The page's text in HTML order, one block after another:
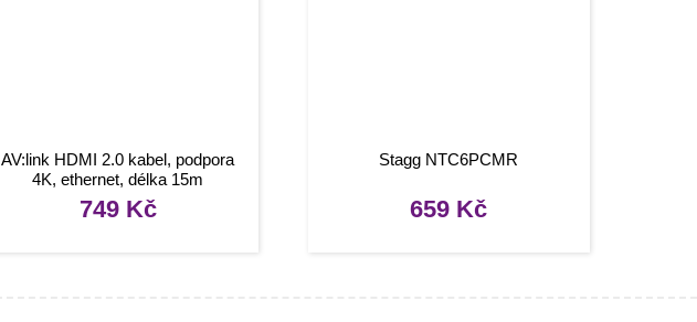
AV:link HDMI 2.0 kabel, podpora
4K, ethernet, délka 15m
749 Kč
Stagg NTC6PCMR
659 Kč